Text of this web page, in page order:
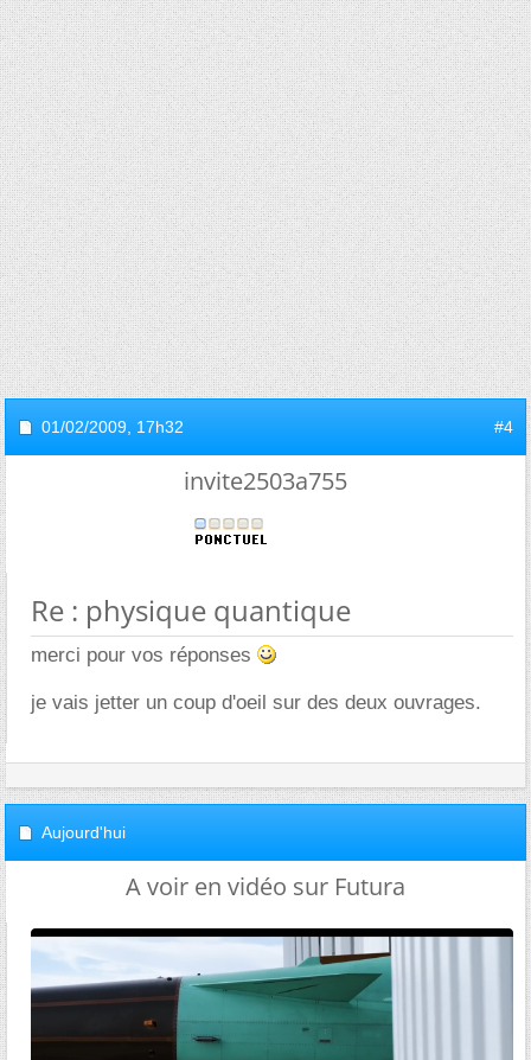
01/02/2009, 17h32 #4
invite2503a755
Re : physique quantique
merci pour vos réponses
je vais jetter un coup d'oeil sur des deux ouvrages.
Aujourd'hui
A voir en vidéo sur Futura